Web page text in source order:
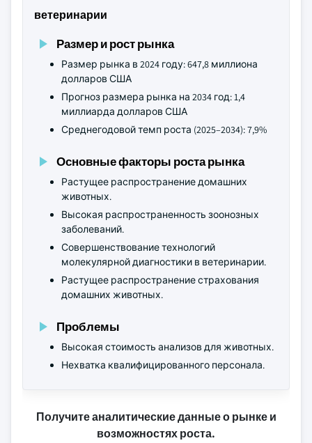
ветеринарии
Размер и рост рынка
Размер рынка в 2024 году: 647,8 миллиона
долларов США
Прогноз размера рынка на 2034 год: 1,4
миллиарда долларов США
Среднегодовой темп роста (2025–2034): 7,9%
Основные факторы роста рынка
Растущее распространение домашних
животных.
Высокая распространенность зоонозных
заболеваний.
Совершенствование технологий
молекулярной диагностики в ветеринарии.
Растущее распространение страхования
домашних животных.
Проблемы
Высокая стоимость анализов для животных.
Нехватка квалифицированного персонала.
Получите аналитические данные о рынке и
возможностях роста.